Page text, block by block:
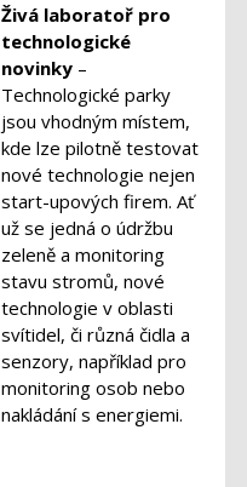
Živá laboratoř pro
technologické
novinky –
Technologické parky
jsou vhodným místem,
kde lze pilotně testovat
nové technologie nejen
start-upových firem. Ať
už se jedná o údržbu
zeleně a monitoring
stavu stromů, nové
technologie v oblasti
svítidel, či různá čidla a
senzory, například pro
monitoring osob nebo
nakládání s energiemi.